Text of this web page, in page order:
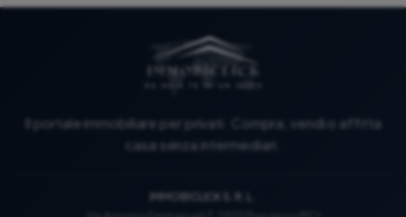
Il portale immobiliare per privati. Compra, vendi o affitta
casa senza intermediari.
IMMOBICLICK S.R.L.